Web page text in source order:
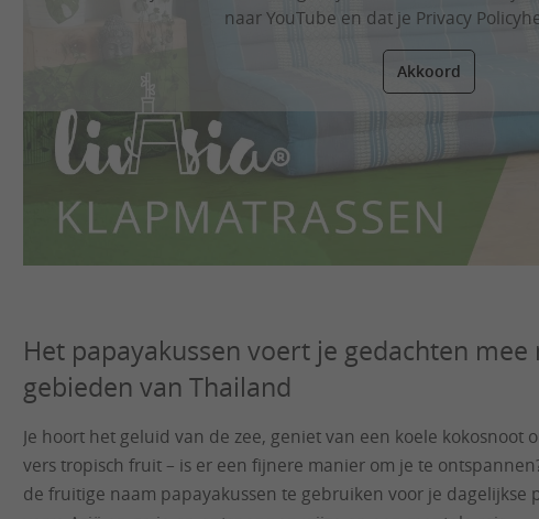
naar YouTube en dat je Privacy Policy
Akkoord
Het papayakussen voert je gedachten
gebieden van Thailand
Je hoort het geluid van de zee, geniet van een koele kokosnoot
vers tropisch fruit – is er een fijnere manier om je te
de fruitige naam papayakussen te gebruiken voor je dagelijkse